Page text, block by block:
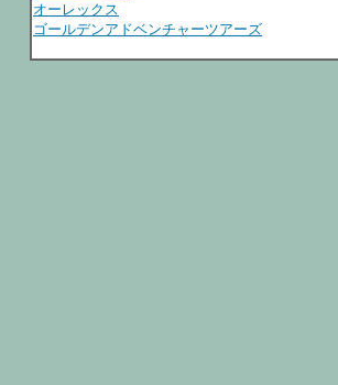
オーレックス
ゴールデンアドベンチャーツアーズ